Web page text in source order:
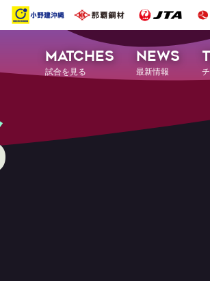
MATCHES
試合を見る
NEWS
最新情報